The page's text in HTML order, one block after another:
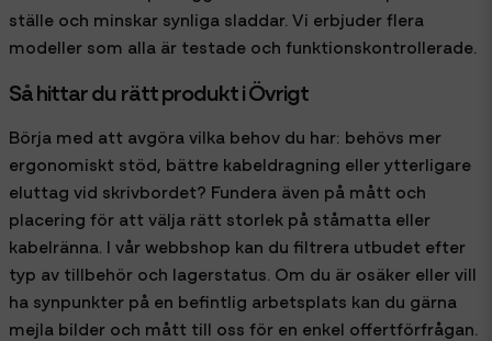
ställe och minskar synliga sladdar. Vi erbjuder flera
modeller som alla är testade och funktionskontrollerade.
Så hittar du rätt produkt i Övrigt
Börja med att avgöra vilka behov du har: behövs mer
ergonomiskt stöd, bättre kabeldragning eller ytterligare
eluttag vid skrivbordet? Fundera även på mått och
placering för att välja rätt storlek på ståmatta eller
kabelränna. I vår webbshop kan du filtrera utbudet efter
typ av tillbehör och lagerstatus. Om du är osäker eller vill
ha synpunkter på en befintlig arbetsplats kan du gärna
mejla bilder och mått till oss för en enkel offertförfrågan.